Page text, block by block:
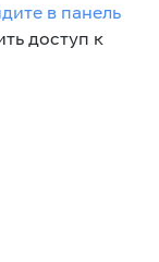
в панель
доступ к